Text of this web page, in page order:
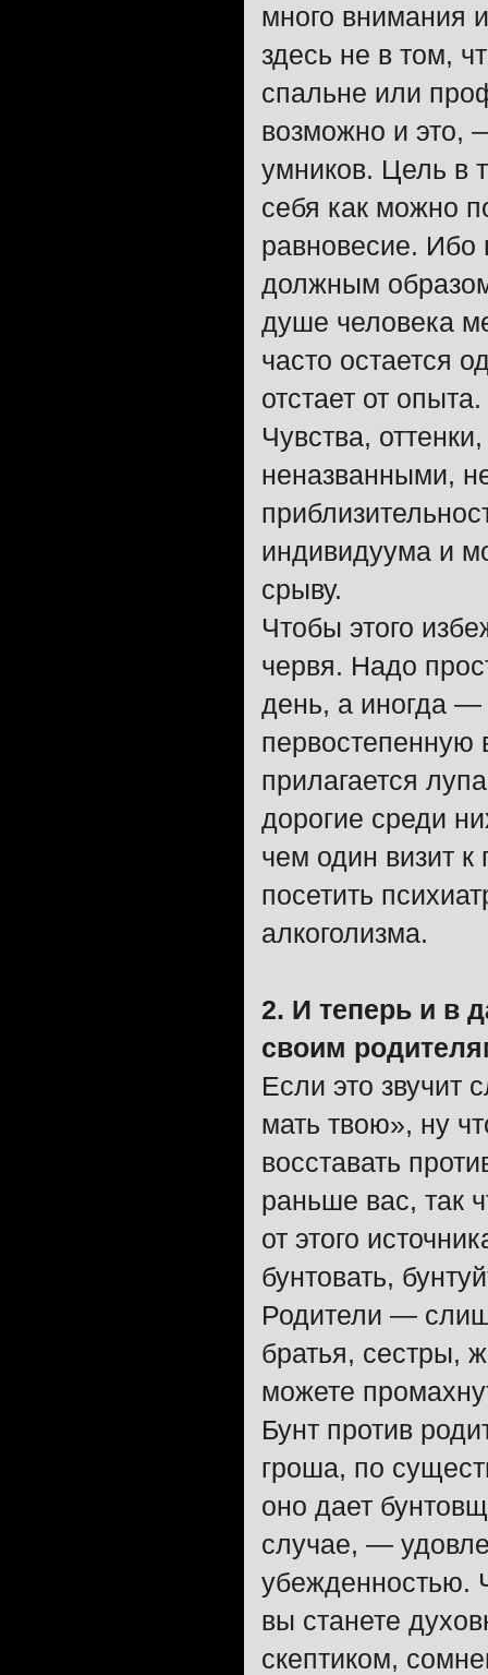
много внимания
здесь не в том,
спальне или
возможно и это,
умников. Цель в
себя как можно
равновесие. Ибо
должным
душе человека
часто остается
отстает от
Чувства,
неназванными,
индивидуума и
срыву.
Чтобы этого
червя. Надо
день, а иногда —
первостепенную
прилагается
дорогие среди
чем один визит к
посетить
алкоголизма.
2. И теперь и в
своим
Если это звучит
мать твою», ну
восставать
раньше вас, так
от этого
бунтовать,
Родители —
братья, сестры,
можете
Бунт против
гроша, по
оно дает
случае, —
убежденностью.
вы станете
скептиком,